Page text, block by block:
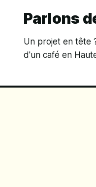
Parlons
Un projet en tête
d'un café en